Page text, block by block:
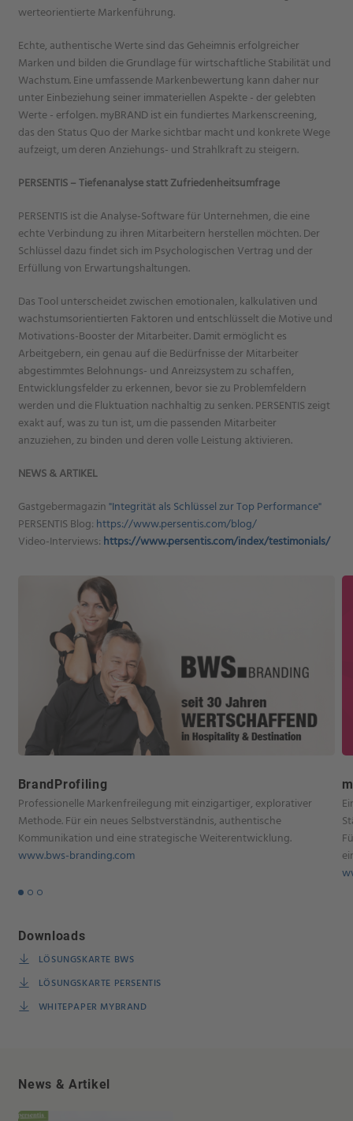
werteorientierte Markenführung.
Echte, authentische Werte sind das Geheimnis erfolgreicher
Marken und bilden die Grundlage für wirtschaftliche Stabilität und
Wachstum. Eine umfassende Markenbewertung kann daher nur
unter Einbeziehung seiner immateriellen Aspekte - der gelebten
Werte - erfolgen. myBRAND ist ein fundiertes Markenscreening,
das den Status Quo der Marke sichtbar macht und konkrete Wege
aufzeigt, um deren Anziehungs- und Strahlkraft zu steigern.
PERSENTIS – Tiefenanalyse statt Zufriedenheitsumfrage
PERSENTIS ist die Analyse-Software für Unternehmen, die eine
echte Verbindung zu ihren Mitarbeitern herstellen möchten. Der
Schlüssel dazu findet sich im Psychologischen Vertrag und der
Erfüllung von Erwartungshaltungen.
Das Tool unterscheidet zwischen emotionalen, kalkulativen und
wachstumsorientierten Faktoren und entschlüsselt die Motive und
Motivations-Booster der Mitarbeiter. Damit ermöglicht es
Arbeitgebern, ein genau auf die Bedürfnisse der Mitarbeiter
abgestimmtes Belohnungs- und Anreizsystem zu schaffen,
Entwicklungsfelder zu erkennen, bevor sie zu Problemfeldern
werden und die Fluktuation nachhaltig zu senken. PERSENTIS zeigt
exakt auf, was zu tun ist, um die passenden Mitarbeiter
anzuziehen, zu binden und deren volle Leistung aktivieren.
NEWS & ARTIKEL
Gastgebermagazin"Integrität als Schlüssel zur Top Performance"
PERSENTIS Blog: https://www.persentis.com/blog/
Video-Interviews: https://www.persentis.com/index/testimonials/
BrandProfiling
Professionelle Markenfreilegung mit einzigartiger, explorativer
Methode. Für ein neues Selbstverständnis, authentische
Kommunikation und eine strategische Weiterentwicklung.
www.bws-branding.com
Downloads
LÖSUNGSKARTE BWS
LÖSUNGSKARTE PERSENTIS
WHITEPAPER MYBRAND
News & Artikel